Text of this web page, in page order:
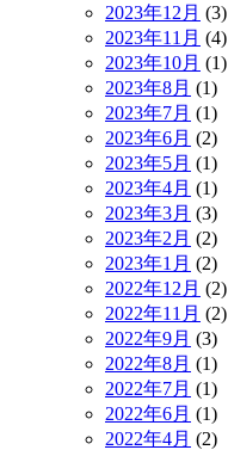
2023年12月 (3)
2023年11月 (4)
2023年10月 (1)
2023年8月 (1)
2023年7月 (1)
2023年6月 (2)
2023年5月 (1)
2023年4月 (1)
2023年3月 (3)
2023年2月 (2)
2023年1月 (2)
2022年12月 (2)
2022年11月 (2)
2022年9月 (3)
2022年8月 (1)
2022年7月 (1)
2022年6月 (1)
2022年4月 (2)